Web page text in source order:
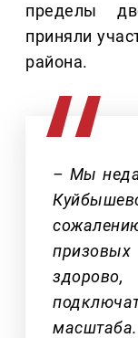
пределы
приняли
района.
– Мы
масштаба.